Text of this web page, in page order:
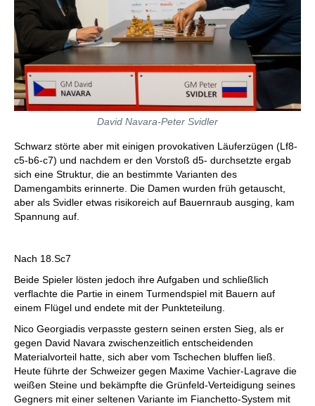
David Navara-Peter Svidler
Schwarz störte aber mit einigen provokativen Läuferzügen (Lf8-
c5-b6-c7) und nachdem er den Vorstoß d5- durchsetzte ergab
sich eine Struktur, die an bestimmte Varianten des
Damengambits erinnerte. Die Damen wurden früh getauscht,
aber als Svidler etwas risikoreich auf Bauernraub ausging, kam
Spannung auf.
Nach 18.Sc7
Beide Spieler lösten jedoch ihre Aufgaben und schließlich
verflachte die Partie in einem Turmendspiel mit Bauern auf
einem Flügel und endete mit der Punkteteilung.
Nico Georgiadis verpasste gestern seinen ersten Sieg, als er
gegen David Navara zwischenzeitlich entscheidenden
Materialvorteil hatte, sich aber vom Tschechen bluffen ließ.
Heute führte der Schweizer gegen Maxime Vachier-Lagrave die
weißen Steine und bekämpfte die Grünfeld-Verteidigung seines
Gegners mit einer seltenen Variante im Fianchetto-System mit